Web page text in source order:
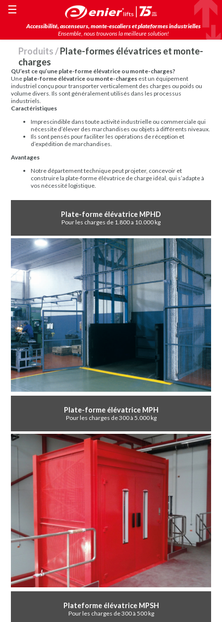
Accessibilité, ascenseurs, monte-escaliers et plateformes industrielles
Ensemble, nous trouvons la meilleure solution!
☰
Produits /Plate-formes élévatrices et monte-
charges
QU’est ce qu’une plate-forme élévatrice ou monte-charges?
Une plate-forme élévatrice ou monte-charges est un équipement
industriel conçu pour transporter verticalement des charges ou poids ou
volume divers. Ils sont généralement utilisés dans les processus
industriels.
Caractéristiques
Imprescindible dans toute activité industrielle ou commerciale qui
nécessite d’élever des marchandises ou objets à différents niveaux.
Ils sont pensés pour faciliter les opérations de réception et
d’expédition de marchandises.
Avantages
Notre département technique peut projeter, concevoir et
construire la plate-forme élévatrice de charge idéal, qui s’adapte à
vos nécessité logistique.
Plate-forme élévatrice MPHD
Pour les charges de 1.800 a 10.000 kg
Plate-forme élévatrice MPH
Pour les charges de 300 à 5.000 kg
Plateforme élévatrice MPSH
Pour les charges de 300 à 500 kg